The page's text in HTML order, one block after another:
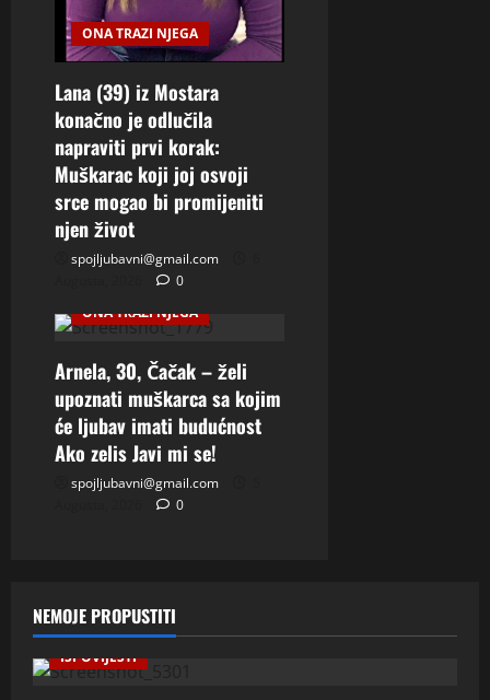
ONA TRAZI NJEGA
Lana (39) iz Mostara
konačno je odlučila
napraviti prvi korak:
Muškarac koji joj osvoji
srce mogao bi promijeniti
njen život
spojljubavni@gmail.com
0
ONA TRAZI NJEGA
Arnela, 30, Čačak – želi
upoznati muškarca sa kojim
će ljubav imati budućnost
Ako zelis Javi mi se!
spojljubavni@gmail.com
0
NEMOJE PROPUSTITI
ISPOVIJESTI